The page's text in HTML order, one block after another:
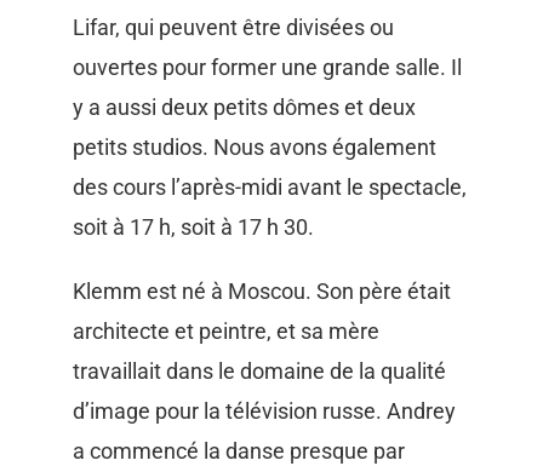
Lifar, qui peuvent être divisées ou
ouvertes pour former une grande salle. Il
y a aussi deux petits dômes et deux
petits studios. Nous avons également
des cours l’après-midi avant le spectacle,
soit à 17 h, soit à 17 h 30.
Klemm est né à Moscou. Son père était
architecte et peintre, et sa mère
travaillait dans le domaine de la qualité
d’image pour la télévision russe. Andrey
a commencé la danse presque par